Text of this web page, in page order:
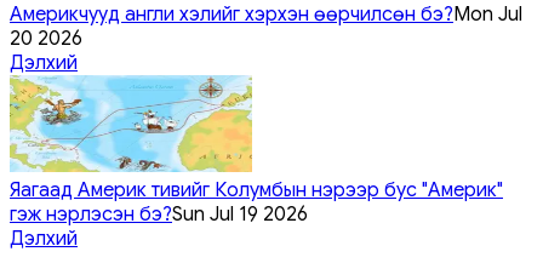
Америкчууд англи хэлийг хэрхэн өөрчилсөн бэ?Mon Jul
20 2026
Дэлхий
Яагаад Америк тивийг Колумбын нэрээр бус "Америк"
гэж нэрлэсэн бэ?Sun Jul 19 2026
Дэлхий